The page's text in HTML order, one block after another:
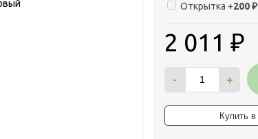
Открытка +200₽
2 011₽
- +